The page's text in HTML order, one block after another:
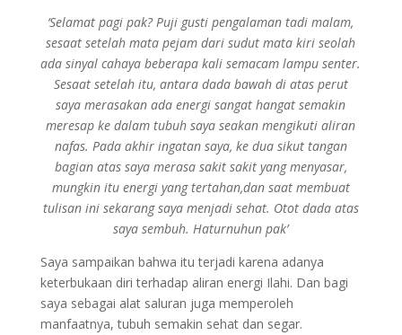
‘Selamat pagi pak? Puji gusti pengalaman tadi malam,
sesaat setelah mata pejam dari sudut mata kiri seolah
ada sinyal cahaya beberapa kali semacam lampu senter.
Sesaat setelah itu, antara dada bawah di atas perut
saya merasakan ada energi sangat hangat semakin
meresap ke dalam tubuh saya seakan mengikuti aliran
nafas. Pada akhir ingatan saya, ke dua sikut tangan
bagian atas saya merasa sakit sakit yang menyasar,
mungkin itu energi yang tertahan,dan saat membuat
tulisan ini sekarang saya menjadi sehat. Otot dada atas
saya sembuh. Haturnuhun pak’
Saya sampaikan bahwa itu terjadi karena adanya
keterbukaan diri terhadap aliran energi Ilahi. Dan bagi
saya sebagai alat saluran juga memperoleh
manfaatnya, tubuh semakin sehat dan segar.